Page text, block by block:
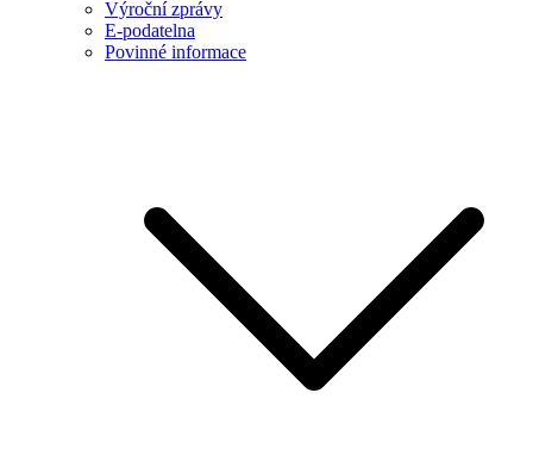
Výroční zprávy
E-podatelna
Povinné informace